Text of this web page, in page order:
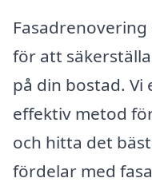
för att
på din bostad. Vi
effektiv metod
och hitta det
fördelar med